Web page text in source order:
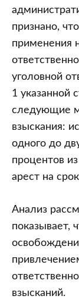
признано,
применения
уголовной
1 указанной
следующие
взыскания:
одного до
процентов
арест на
Анализ
показывает,
взысканий.